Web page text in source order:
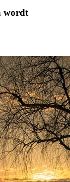
wordt